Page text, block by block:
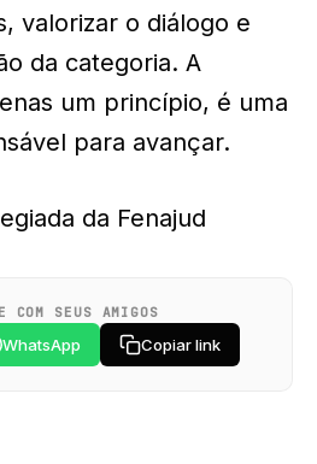
valorizar o diálogo e
da categoria. A
um princípio, é uma
para avançar.
da Fenajud
COM SEUS AMIGOS
WhatsApp Copiar link